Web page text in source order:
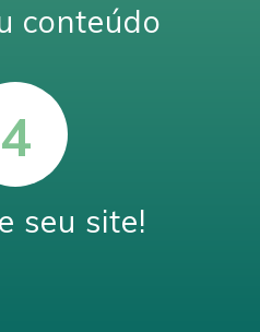
conteúdo
seu site!